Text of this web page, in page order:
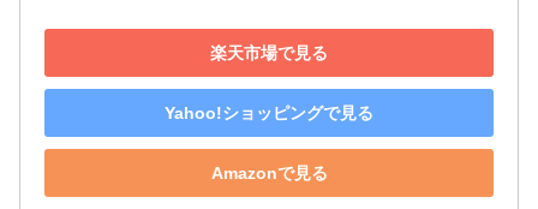
楽天市場で見る
Yahoo!ショッピングで見る
Amazonで見る